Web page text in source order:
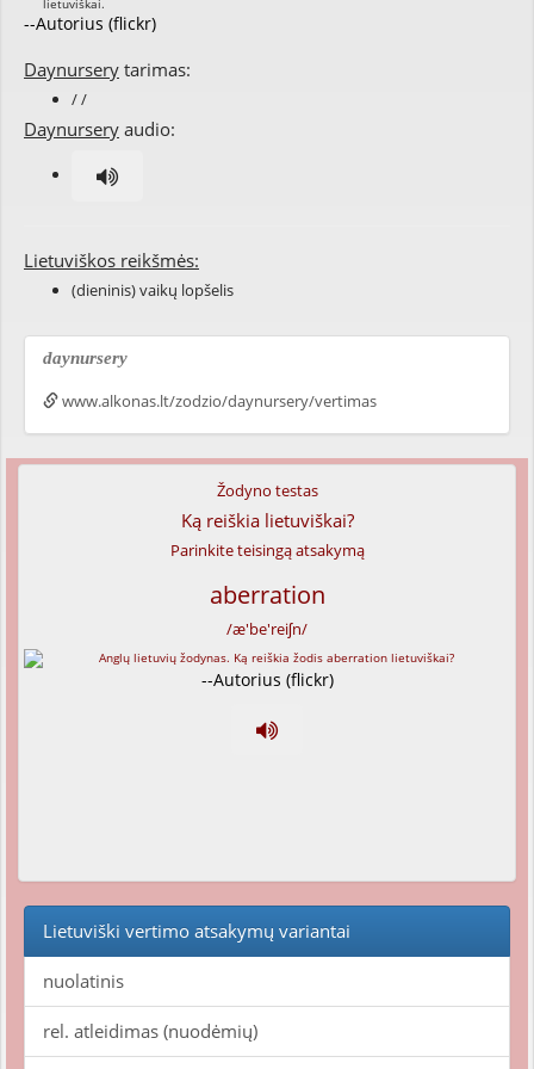
--Autorius (flickr)
Daynursery tarimas:
/ /
Daynursery audio:
Lietuviškos reikšmės:
(dieninis) vaikų lopšelis
daynursery
www.alkonas.lt/zodzio/daynursery/vertimas
Žodyno testas
Ką reiškia lietuviškai?
Parinkite teisingą atsakymą
aberration
/æ'be'reiʃn/
--Autorius (flickr)
Lietuviški vertimo atsakymų variantai
nuolatinis
rel. atleidimas (nuodėmių)